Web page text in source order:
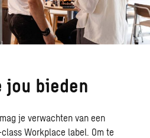
jou bieden
je verwachten van een
Workplace label. Om te